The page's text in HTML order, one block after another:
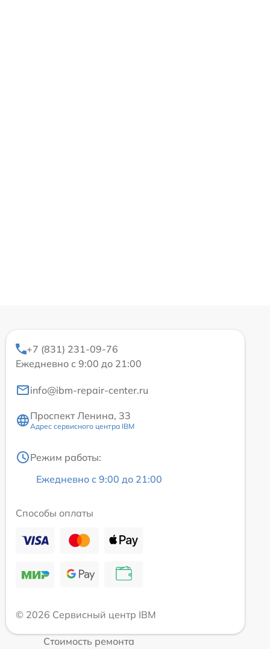
+7 (831) 231-09-76
Ежедневно с 9:00 до 21:00
info@ibm-repair-center.ru
Проспект Ленина, 33
Адрес сервисного центра IBM
Режим работы:
Ежедневно с 9:00 до 21:00
Способы оплаты
© 2026 Сервисный центр IBM
Стоимость ремонта